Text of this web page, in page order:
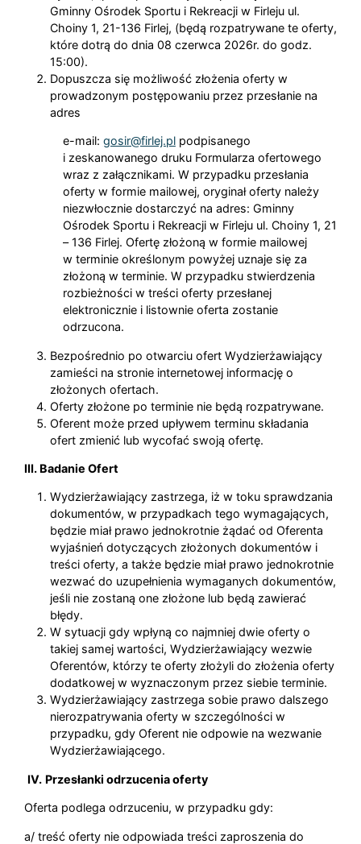
Gminny Ośrodek Sportu i Rekreacji w Firleju ul.
Choiny 1, 21-136 Firlej, (będą rozpatrywane te oferty,
które dotrą do dnia 08 czerwca 2026r. do godz.
15:00).
Dopuszcza się możliwość złożenia oferty w
prowadzonym postępowaniu przez przesłanie na
adres
e-mail: gosir@firlej.plpodpisanego
i zeskanowanego druku Formularza ofertowego
wraz z załącznikami. W przypadku przesłania
oferty w formie mailowej, oryginał oferty należy
niezwłocznie dostarczyć na adres: Gminny
Ośrodek Sportu i Rekreacji w Firleju ul. Choiny 1, 21
– 136 Firlej. Ofertę złożoną w formie mailowej
w terminie określonym powyżej uznaje się za
złożoną w terminie. W przypadku stwierdzenia
rozbieżności w treści oferty przesłanej
elektronicznie i listownie oferta zostanie
odrzucona.
Bezpośrednio po otwarciu ofert Wydzierżawiający
zamieści na stronie internetowej informację o
złożonych ofertach.
Oferty złożone po terminie nie będą rozpatrywane.
Oferent może przed upływem terminu składania
ofert zmienić lub wycofać swoją ofertę.
III. Badanie Ofert
Wydzierżawiający zastrzega, iż w toku sprawdzania
dokumentów, w przypadkach tego wymagających,
będzie miał prawo jednokrotnie żądać od Oferenta
wyjaśnień dotyczących złożonych dokumentów i
treści oferty, a także będzie miał prawo jednokrotnie
wezwać do uzupełnienia wymaganych dokumentów,
jeśli nie zostaną one złożone lub będą zawierać
błędy.
W sytuacji gdy wpłyną co najmniej dwie oferty o
takiej samej wartości, Wydzierżawiający wezwie
Oferentów, którzy te oferty złożyli do złożenia oferty
dodatkowej w wyznaczonym przez siebie terminie.
Wydzierżawiający zastrzega sobie prawo dalszego
nierozpatrywania oferty w szczególności w
przypadku, gdy Oferent nie odpowie na wezwanie
Wydzierżawiającego.
IV. Przesłanki odrzucenia oferty
Oferta podlega odrzuceniu, w przypadku gdy:
a/ treść oferty nie odpowiada treści zaproszenia do